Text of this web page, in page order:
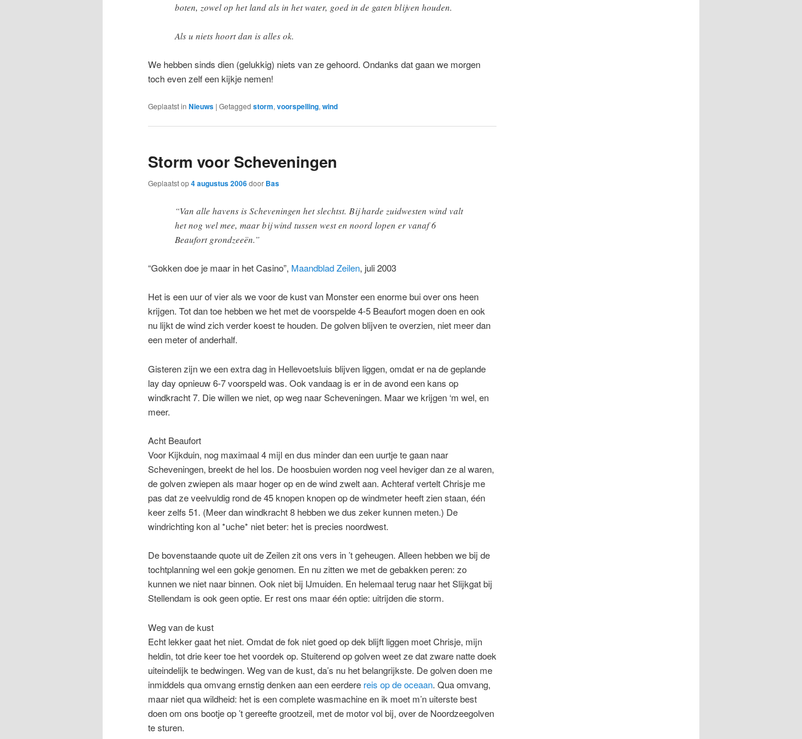
boten, zowel op het land als in het water, goed in de gaten blijven houden.
Als u niets hoort dan is alles ok.
We hebben sinds dien (gelukkig) niets van ze gehoord. Ondanks dat gaan we morgen
toch even zelf een kijkje nemen!
Geplaatst in Nieuws | Getagged storm, voorspelling, wind
Storm voor Scheveningen
Geplaatst op4 augustus 2006door Bas
“Van alle havens is Scheveningen het slechtst. Bij harde zuidwesten wind valt
het nog wel mee, maar bij wind tussen west en noord lopen er vanaf 6
Beaufort grondzeeën.”
“Gokken doe je maar in het Casino”, Maandblad Zeilen, juli 2003
Het is een uur of vier als we voor de kust van Monster een enorme bui over ons heen
krijgen. Tot dan toe hebben we het met de voorspelde 4-5 Beaufort mogen doen en ook
nu lijkt de wind zich verder koest te houden. De golven blijven te overzien, niet meer dan
een meter of anderhalf.
Gisteren zijn we een extra dag in Hellevoetsluis blijven liggen, omdat er na de geplande
lay day opnieuw 6-7 voorspeld was. Ook vandaag is er in de avond een kans op
windkracht 7. Die willen we niet, op weg naar Scheveningen. Maar we krijgen ‘m wel, en
meer.
Acht Beaufort
Voor Kijkduin, nog maximaal 4 mijl en dus minder dan een uurtje te gaan naar
Scheveningen, breekt de hel los. De hoosbuien worden nog veel heviger dan ze al waren,
de golven zwiepen als maar hoger op en de wind zwelt aan. Achteraf vertelt Chrisje me
pas dat ze veelvuldig rond de 45 knopen knopen op de windmeter heeft zien staan, één
keer zelfs 51. (Meer dan windkracht 8 hebben we dus zeker kunnen meten.) De
windrichting kon al *uche* niet beter: het is precies noordwest.
De bovenstaande quote uit de Zeilen zit ons vers in ’t geheugen. Alleen hebben we bij de
tochtplanning wel een gokje genomen. En nu zitten we met de gebakken peren: zo
kunnen we niet naar binnen. Ook niet bij IJmuiden. En helemaal terug naar het Slijkgat bij
Stellendam is ook geen optie. Er rest ons maar één optie: uitrijden die storm.
Weg van de kust
Echt lekker gaat het niet. Omdat de fok niet goed op dek blijft liggen moet Chrisje, mijn
heldin, tot drie keer toe het voordek op. Stuiterend op golven weet ze dat zware natte doek
uiteindelijk te bedwingen. Weg van de kust, da’s nu het belangrijkste. De golven doen me
inmiddels qua omvang ernstig denken aan een eerdere reis op de oceaan. Qua omvang,
maar niet qua wildheid: het is een complete wasmachine en ik moet m’n uiterste best
doen om ons bootje op ’t gereefte grootzeil, met de motor vol bij, over de Noordzeegolven
te sturen.